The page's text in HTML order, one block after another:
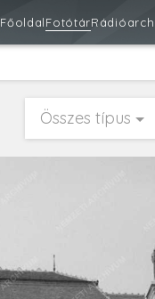
FőoldalFotótár
Összes típus